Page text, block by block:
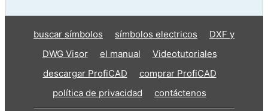
buscar símbolos símbolos electricos
DXF y
DWG Visor
el manual
Videotutoriales
descargar ProfiCAD
comprar ProfiCAD
política de privacidad
contáctenos